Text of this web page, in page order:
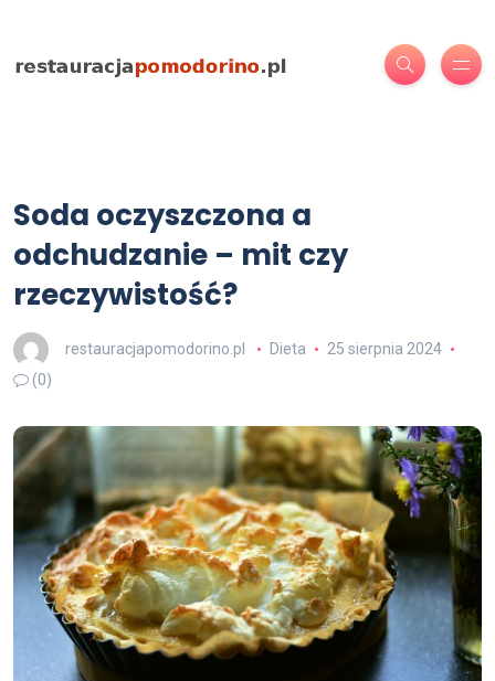
Soda oczyszczona a
odchudzanie – mit czy
rzeczywistość?
restauracjapomodorino.pl Dieta
25 sierpnia 2024
(0)